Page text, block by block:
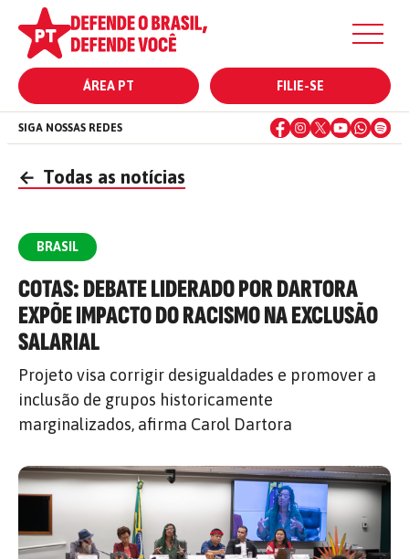
ÁREA PT FILIE-SE
SIGA NOSSAS REDES
← Todas as notícias
BRASIL
COTAS: DEBATE LIDERADO POR DARTORA
EXPÕE IMPACTO DO RACISMO NA EXCLUSÃO
SALARIAL
Projeto visa corrigir desigualdades e promover a
inclusão de grupos historicamente
marginalizados, afirma Carol Dartora